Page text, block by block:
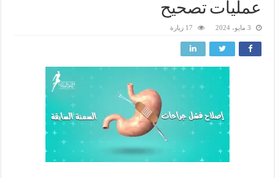
عمليات تصحيح
3 مايو، 2024 17 زيارة